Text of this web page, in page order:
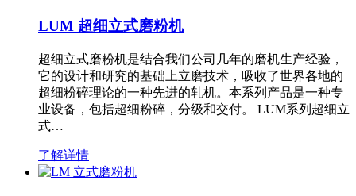
LUM 超细立式磨粉机
超细立式磨粉机是结合我们公司几年的磨机生产经验，
它的设计和研究的基础上立磨技术，吸收了世界各地的
超细粉碎理论的一种先进的轧机。本系列产品是一种专
业设备，包括超细粉碎，分级和交付。 LUM系列超细立
式…
了解详情